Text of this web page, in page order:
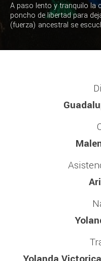
A paso lento y tranquilo la
poncho de libertad para
(fuerza) ancestral se